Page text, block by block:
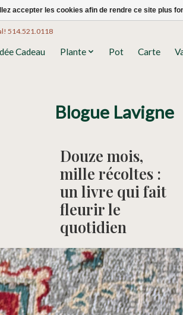
514.521.0118
Cadeau Plante Pot Carte
Blogue Lavigne
Douze mois,
mille récoltes :
un livre qui fait
fleurir le
quotidien
accepter les cookies afin de rendre ce site plus